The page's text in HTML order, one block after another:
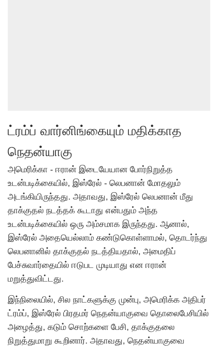
ட்ரம்ப் வார்னிங்கையும் மதிக்காத
நெதன்யாகு
அமெரிக்கா - ஈரான் இடையேயான போர்நிறுத்த
உடன்படிக்கையில், இஸ்ரேல் - லெபனான் மோதலும்
அடங்கியிருந்தது. அதாவது, இஸ்ரேல் லெபனான் மீது
தாக்குதல் நடத்தக் கூடாது என்பதும் அந்த
உடன்படிக்கையில் ஒரு அம்சமாக இருந்தது. ஆனால்,
இஸ்ரேல் அதையெல்லாம் கண்டுகொள்ளாமல், தொடர்ந்து
லெபனானில் தாக்குதல் நடத்தியதால், அமைதிப்
பேச்சுவார்தையில் ஈடுபட முடியாது என ஈரான்
மறுத்துவிட்டது.
இந்நிலையில், சில நாட்களுக்கு முன்பு, அமெரிக்க அதிபர்
ட்ரம்ப், இஸ்ரேல் பிரதமர் நெதன்யாகுவை தொலைபேசியில்
அழைத்து, கடும் சொற்களை பேசி, தாக்குதலை
நிறுத்துமாறு கூறினார். அதாவது, நெதன்யாகுவை